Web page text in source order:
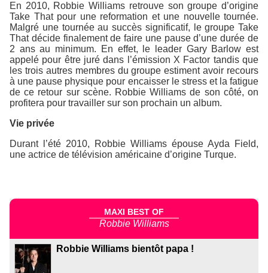
En 2010, Robbie Williams retrouve son groupe d’origine
Take That pour une reformation et une nouvelle tournée.
Malgré une tournée au succès significatif, le groupe Take
That décide finalement de faire une pause d’une durée de
2 ans au minimum. En effet, le leader Gary Barlow est
appelé pour être juré dans l’émission X Factor tandis que
les trois autres membres du groupe estiment avoir recours
à une pause physique pour encaisser le stress et la fatigue
de ce retour sur scène. Robbie Williams de son côté, on
profitera pour travailler sur son prochain un album.
Vie privée
Durant l’été 2010, Robbie Williams épouse Ayda Field,
une actrice de télévision américaine d’origine Turque.
MAXI BEST OF
Robbie Williams
Robbie Williams bientôt papa !